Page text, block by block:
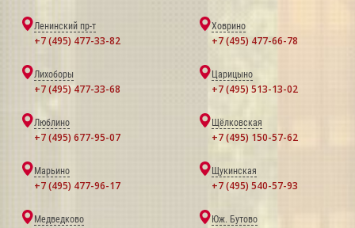
Ленинский пр-т
+7 (495) 477-33-82
Ховрино
+7 (495) 477-66-78
Лихоборы
+7 (495) 477-33-68
Царицыно
+7 (495) 513-13-02
Люблино
+7 (495) 677-95-07
Щёлковская
+7 (495) 150-57-62
Марьино
+7 (495) 477-96-17
Щукинская
+7 (495) 540-57-93
Медведково Юж. Бутово